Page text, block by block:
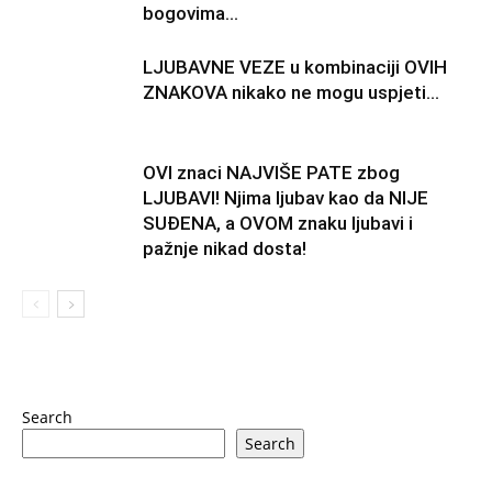
bogovima...
LJUBAVNE VEZE u kombinaciji OVIH
ZNAKOVA nikako ne mogu uspjeti…
OVI znaci NAJVIŠE PATE zbog
LJUBAVI! Njima ljubav kao da NIJE
SUĐENA, a OVOM znaku ljubavi i
pažnje nikad dosta!
Search
Search